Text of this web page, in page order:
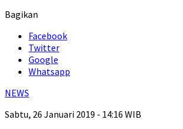
Bagikan
Facebook
Twitter
Google
Whatsapp
NEWS
Sabtu, 26 Januari 2019 - 14:16 WIB